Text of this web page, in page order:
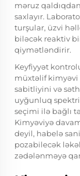
məruz
saxlayır.
turşular, üzvi
biləcək reaktiv
qiymətləndirir.
Keyfiyyət
müxtəlif kimyəvi
sabitliyini və
uyğunluq
seçimi ilə bağlı
Kimyəviyə
deyil, habelə
pozabilecək
zədələnməyə